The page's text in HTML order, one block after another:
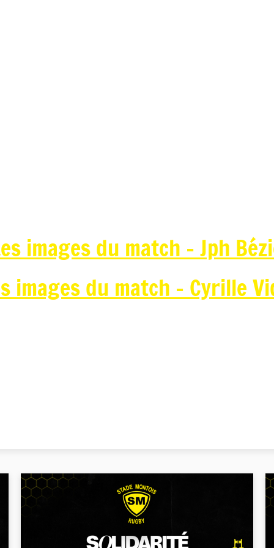
images du match - Jph
images du match - Cyrille